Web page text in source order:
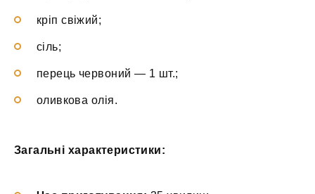
кріп свіжий;
сіль;
перець червоний — 1 шт.;
оливкова олія.
Загальні характеристики: